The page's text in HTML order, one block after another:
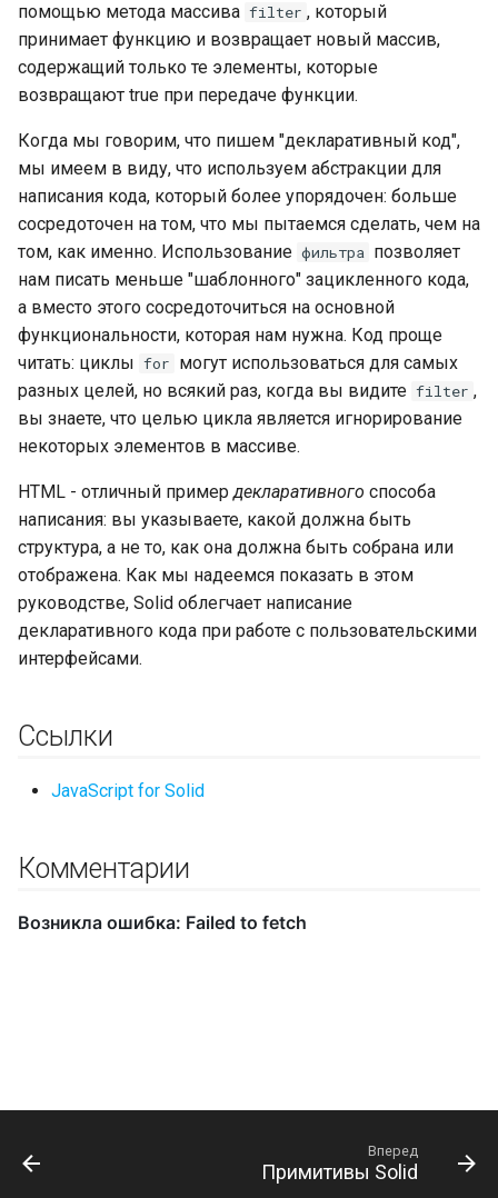
помощью метода массива filter , который
принимает функцию и возвращает новый массив,
содержащий только те элементы, которые
возвращают true при передаче функции.
Когда мы говорим, что пишем "декларативный код",
мы имеем в виду, что используем абстракции для
написания кода, который более упорядочен: больше
сосредоточен на том, что мы пытаемся сделать, чем на
том, как именно. Использование фильтра позволяет
нам писать меньше "шаблонного" зацикленного кода,
а вместо этого сосредоточиться на основной
функциональности, которая нам нужна. Код проще
читать: циклы for могут использоваться для самых
разных целей, но всякий раз, когда вы видите filter ,
вы знаете, что целью цикла является игнорирование
некоторых элементов в массиве.
HTML - отличный примердекларативного способа
написания: вы указываете, какой должна быть
структура, а не то, как она должна быть собрана или
отображена. Как мы надеемся показать в этом
руководстве, Solid облегчает написание
декларативного кода при работе с пользовательскими
интерфейсами.
Ссылки
JavaScript for Solid
Комментарии
Вперед
Примитивы Solid